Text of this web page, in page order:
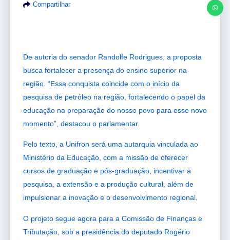
Compartilhar
De autoria do senador Randolfe Rodrigues, a proposta
busca fortalecer a presença do ensino superior na
região. “Essa conquista coincide com o início da
pesquisa de petróleo na região, fortalecendo o papel da
educação na preparação do nosso povo para esse novo
momento”, destacou o parlamentar.
Pelo texto, a Unifron será uma autarquia vinculada ao
Ministério da Educação, com a missão de oferecer
cursos de graduação e pós-graduação, incentivar a
pesquisa, a extensão e a produção cultural, além de
impulsionar a inovação e o desenvolvimento regional.
O projeto segue agora para a Comissão de Finanças e
Tributação, sob a presidência do deputado Rogério